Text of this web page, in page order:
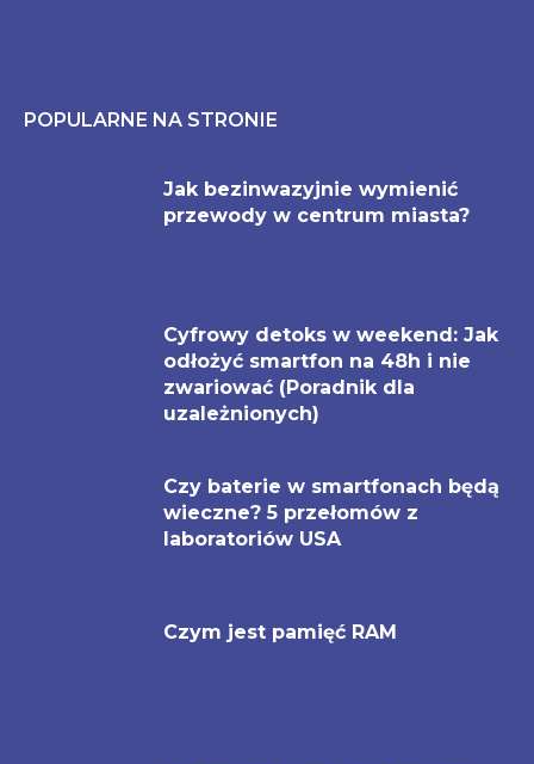
POPULARNE NA STRONIE
Jak bezinwazyjnie wymienić
przewody w centrum miasta?
Cyfrowy detoks w weekend: Jak
odłożyć smartfon na 48h i nie
zwariować (Poradnik dla
uzależnionych)
Czy baterie w smartfonach będą
wieczne? 5 przełomów z
laboratoriów USA
Czym jest pamięć RAM